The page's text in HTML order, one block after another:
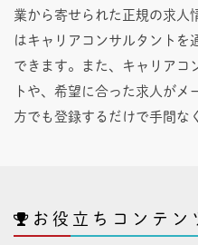
業から寄せられた正規の求人
はキャリアコンサルタントを
できます。また、キャリアコ
トや、希望に合った求人が
方でも登録するだけで手間な
お役立ちコンテン